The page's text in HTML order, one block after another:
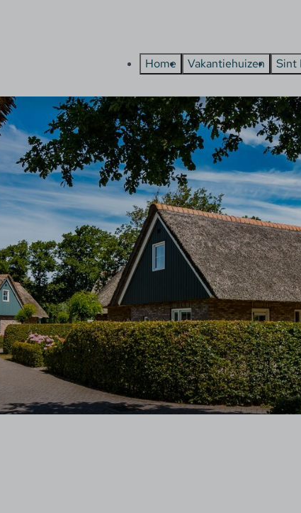
Home Vakantiehuizen Sint